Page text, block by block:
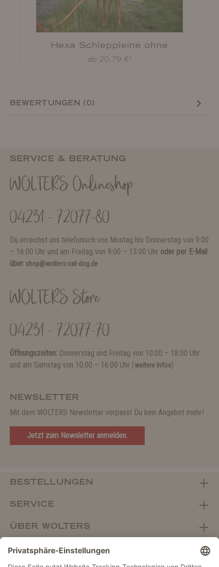
Hexa Schleppleine ohne
Handschlaufe
ab 20,79 €*
BEWERTUNGEN (0)
SERVICE & BERATUNG
WOLTERS Onlineshop
04231 - 72077-80
Du erreichst uns telefonisch von Montag bis Donnerstag von 9:00
– 16:00 Uhr und am Freitag von 9:00 – 13:00 Uhr oder per E-Mail
über shop@wolters-cat-dog.de
WOLTERS Store
04231 - 72077-70
Öffnungszeiten: Donnerstag und Freitag von 10:00 – 18:00 Uhr
und am Samstag von 10:00 – 16:00 Uhr (weitere Infos)
NEWSLETTER
Mit dem WOLTERS Newsletter verpasst Du kein Angebot mehr!
Jetzt zum Newsletter anmelden.
BESTELLUNGEN
SERVICE
ÜBER WOLTERS
FACHHANDEL